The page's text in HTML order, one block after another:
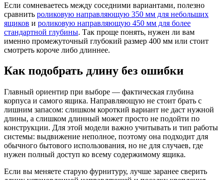
Если сомневаетесь между соседними вариантами, полезно
сравнить роликовую направляющую 350 мм для небольших
ящиков и роликовую направляющую 450 мм для более
стандартной глубины. Так проще понять, нужен ли вам
именно промежуточный глубокий размер 400 мм или стоит
смотреть короче либо длиннее.
Как подобрать длину без ошибки
Главный ориентир при выборе — фактическая глубина
корпуса и самого ящика. Направляющую не стоит брать с
лишним запасом: слишком короткий вариант не даст нужной
длины, а слишком длинный может просто не подойти по
конструкции. Для этой модели важно учитывать и тип работы
системы: выдвижение неполное, поэтому она подходит для
обычного бытового использования, но не для случаев, где
нужен полный доступ ко всему содержимому ящика.
Если вы меняете старую фурнитуру, лучше заранее сверить